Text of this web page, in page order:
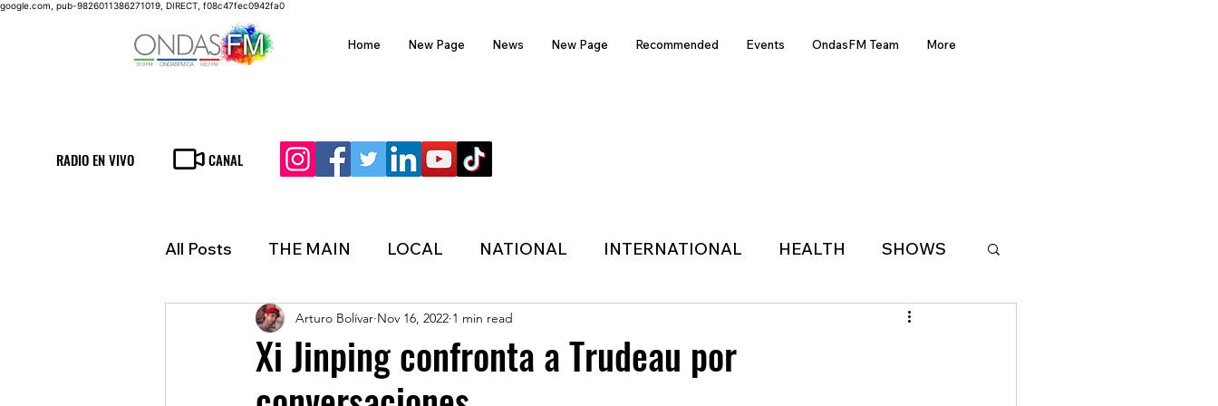
google.com, pub-9826011386271019, DIRECT, f08c47fec0942fa0
Home New Page News New Page Recommended Events OndasFM Team More
RADIO EN VIVO CANAL
All Posts THE MAIN LOCAL NATIONAL INTERNATIONAL HEALTH SHOWS
LIFESTYLE FINANCE TECHNOLOGY LATIN AMERICA
INMIGRATION WEATHER
Xi Jinping confronta a Trudeau por
Arturo Bolívar Nov 16, 2022 1 min read